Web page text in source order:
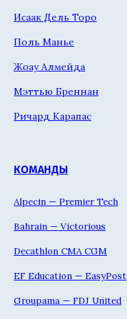
Исаак Дель Торо
Поль Манье
Жоау Алмейда
Мэттью Бреннан
Ричард Карапас
КОМАНДЫ
Alpecin — Premier Tech
Bahrain — Victorious
Decathlon CMA CGM
EF Education — EasyPost
Groupama — FDJ United